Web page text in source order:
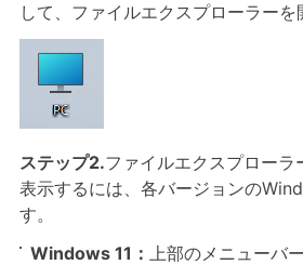
して、ファイルエクスプローラーを
ステップ2.ファイルエクスプローラ
表示するには、各バージョンの
す。
Windows 11：
上部のメニューバ